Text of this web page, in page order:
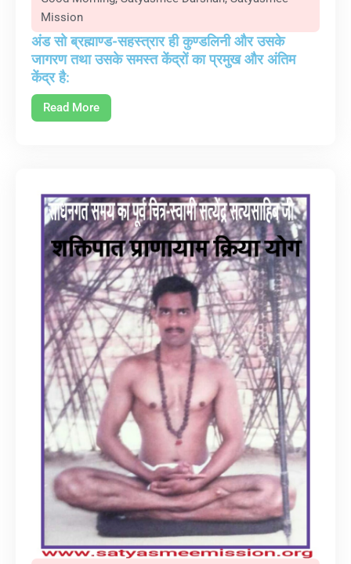
Mission
अंड सो ब्रह्माण्ड-सहस्त्रार ही कुण्डलिनी और उसके
जागरण तथा उसके समस्त केंद्रों का प्रमुख और अंतिम
केंद्र है:
Read More